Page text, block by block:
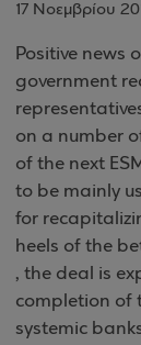
17 Νοεμβρίου
Positive news
government
on a number
of the next
to be mainly
for
heels of the
, the deal is
completion of
systemic